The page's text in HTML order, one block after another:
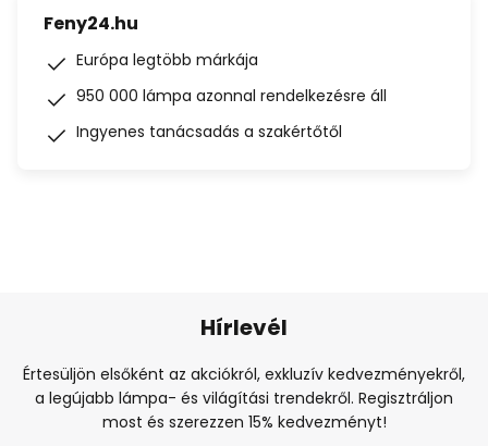
Feny24.hu
Európa legtöbb márkája
950 000 lámpa azonnal rendelkezésre áll
Ingyenes tanácsadás a szakértőtől
Hírlevél
Értesüljön elsőként az akciókról, exkluzív kedvezményekről,
a legújabb lámpa- és világítási trendekről. Regisztráljon
most és szerezzen 15% kedvezményt!